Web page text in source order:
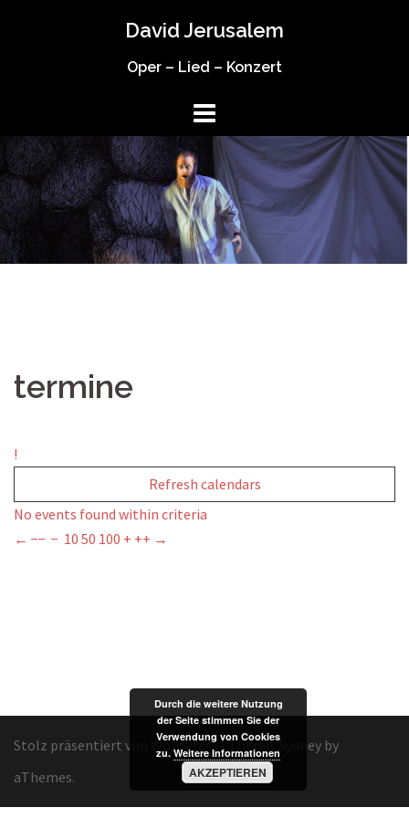
David Jerusalem
Oper – Lied – Konzert
termine
!
Refresh calendars
No events found within criteria
← −− − 10 50 100 + ++ →
Stolz präsentiert von WordPress |Theme:Sydney by
aThemes.
Durch die weitere Nutzung
der Seite stimmen Sie der
Verwendung von Cookies
zu. Weitere Informationen
AKZEPTIEREN